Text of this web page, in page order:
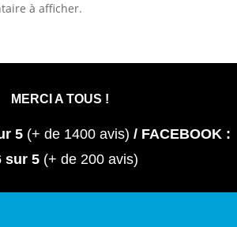
à afficher.
MERCI A TOUS !
5(+ de 1400 avis) / FACEBOOK :
sur 5 (+ de 200 avis)